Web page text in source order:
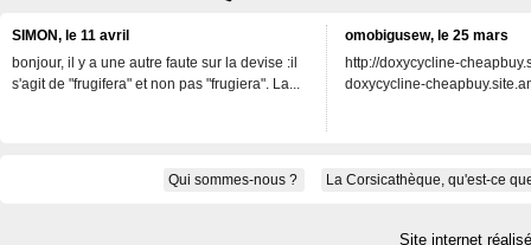
SIMON, le 11 avril
bonjour, il y a une autre faute sur la devise :il
s'agit de "frugifera" et non pas "frugiera". La...
omobigusew, le 25 mars
http://doxycycline-
doxycycline-
Qui sommes-nous ? La Corsicathèque, qu'est-ce
Site internet